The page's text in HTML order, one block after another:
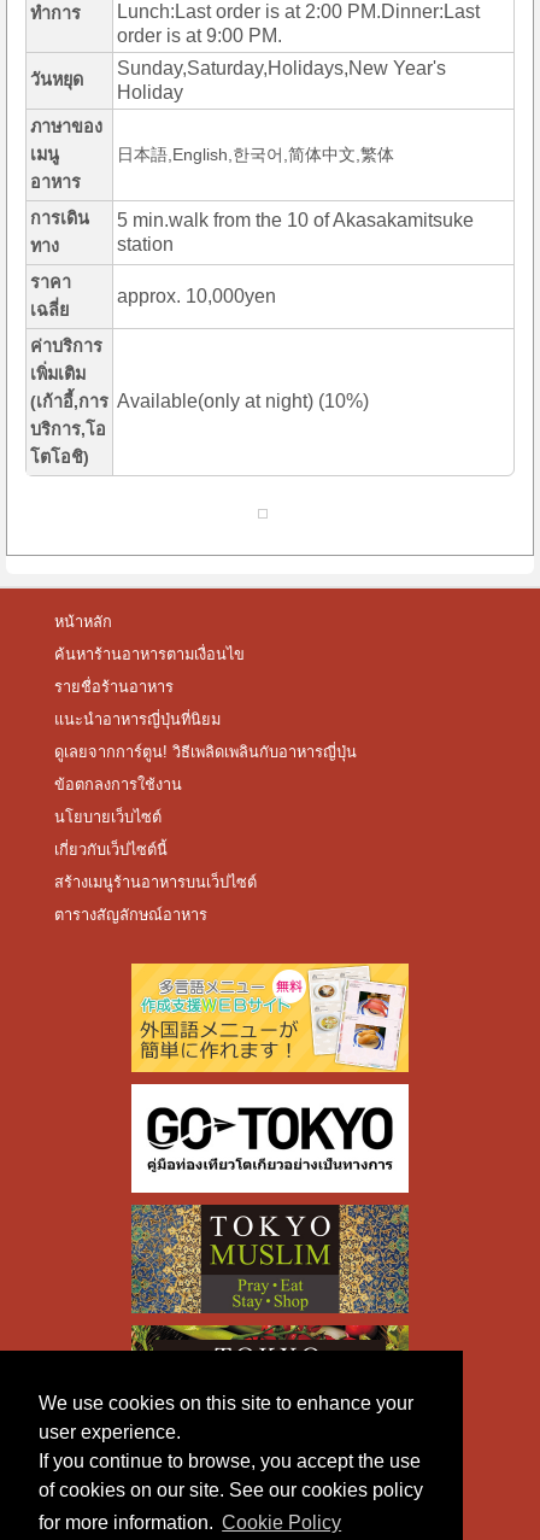
We use cookies on this site to enhance your
user experience.
If you continue to browse, you accept the use
of cookies on our site. See our cookies policy
for more information. Cookie Policy
ทำการ
Lunch:Last order is at 2:00 PM.Dinner:Last
order is at 9:00 PM.
วันหยุด
Sunday,Saturday,Holidays,New Year's
Holiday
ภาษาของ
เมนู
อาหาร
日本語,English,한국어,简体中文,繁体
การเดิน
ทาง
5 min.walk from the 10 of Akasakamitsuke
station
ราคา
เฉลี่ย
approx. 10,000yen
ค่าบริการ
เพิ่มเติม
(เก้าอี้,การ
บริการ,โอ
โตโอชิ)
Available(only at night) (10%)
หน้าหลัก
ค้นหาร้านอาหารตามเงื่อนไข
รายชื่อร้านอาหาร
แนะนำอาหารญี่ปุ่นที่นิยม
ดูเลยจากการ์ตูน! วิธีเพลิดเพลินกับอาหารญี่ปุ่น
ข้อตกลงการใช้งาน
นโยบายเว็บไซต์
เกี่ยวกับเว็ปไซต์นี้
สร้างเมนูร้านอาหารบนเว็ปไซต์
ตารางสัญลักษณ์อาหาร